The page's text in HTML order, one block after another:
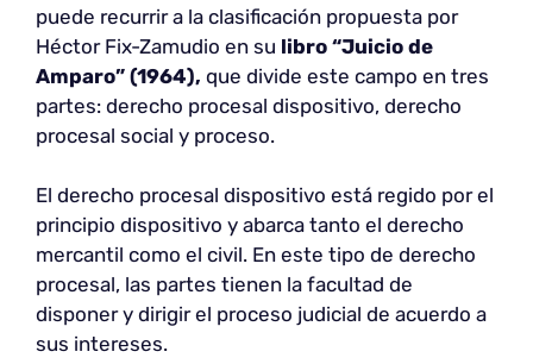
puede recurrir a la clasificación propuesta por
Héctor Fix-Zamudio en su libro “Juicio de
Amparo” (1964), que divide este campo en tres
partes: derecho procesal dispositivo, derecho
procesal social y proceso.
El derecho procesal dispositivo está regido por el
principio dispositivo y abarca tanto el derecho
mercantil como el civil. En este tipo de derecho
procesal, las partes tienen la facultad de
disponer y dirigir el proceso judicial de acuerdo a
sus intereses.